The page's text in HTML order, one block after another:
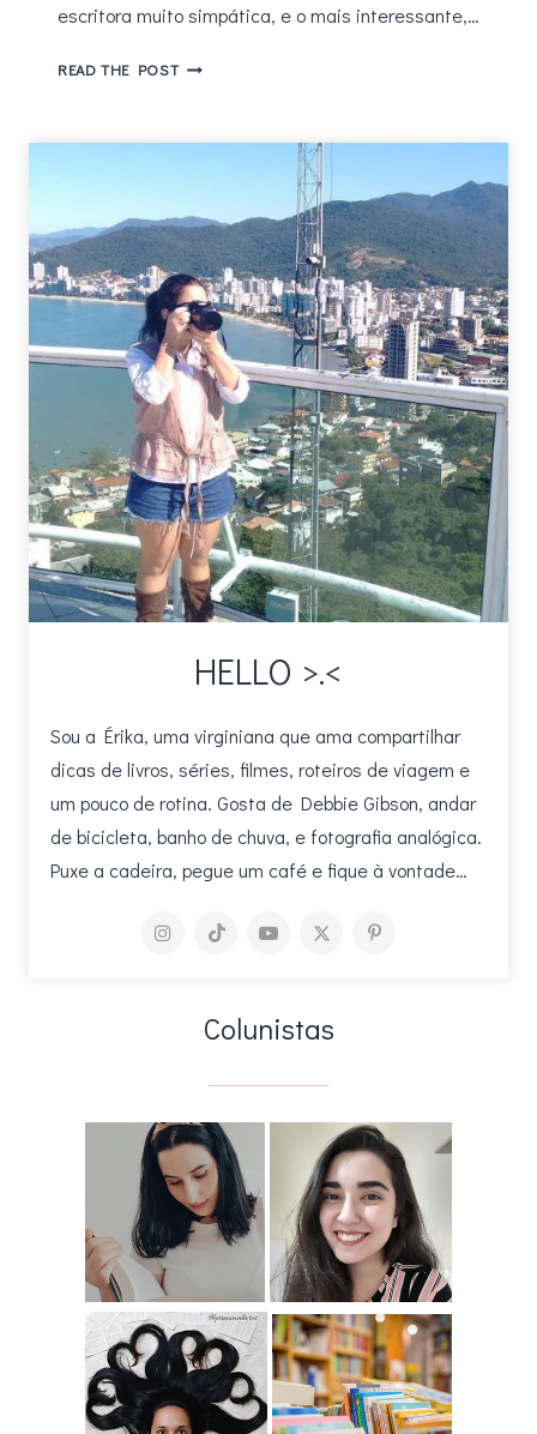
escritora muito simpática, e o mais interessante,…
READ THE POSTINDICAÇÃO
–
À
SOMBRA
DAS
ESTRELAS
HELLO >.<
Sou a Érika, uma virginiana que ama compartilhar
dicas de livros, séries, filmes, roteiros de viagem e
um pouco de rotina. Gosta de Debbie Gibson, andar
de bicicleta, banho de chuva, e fotografia analógica.
Puxe a cadeira, pegue um café e fique à vontade…
Colunistas